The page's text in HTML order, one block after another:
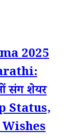
2025
संग शेयर
Status,